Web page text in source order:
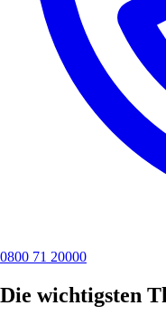
0800 71 20000
Die wichtigsten